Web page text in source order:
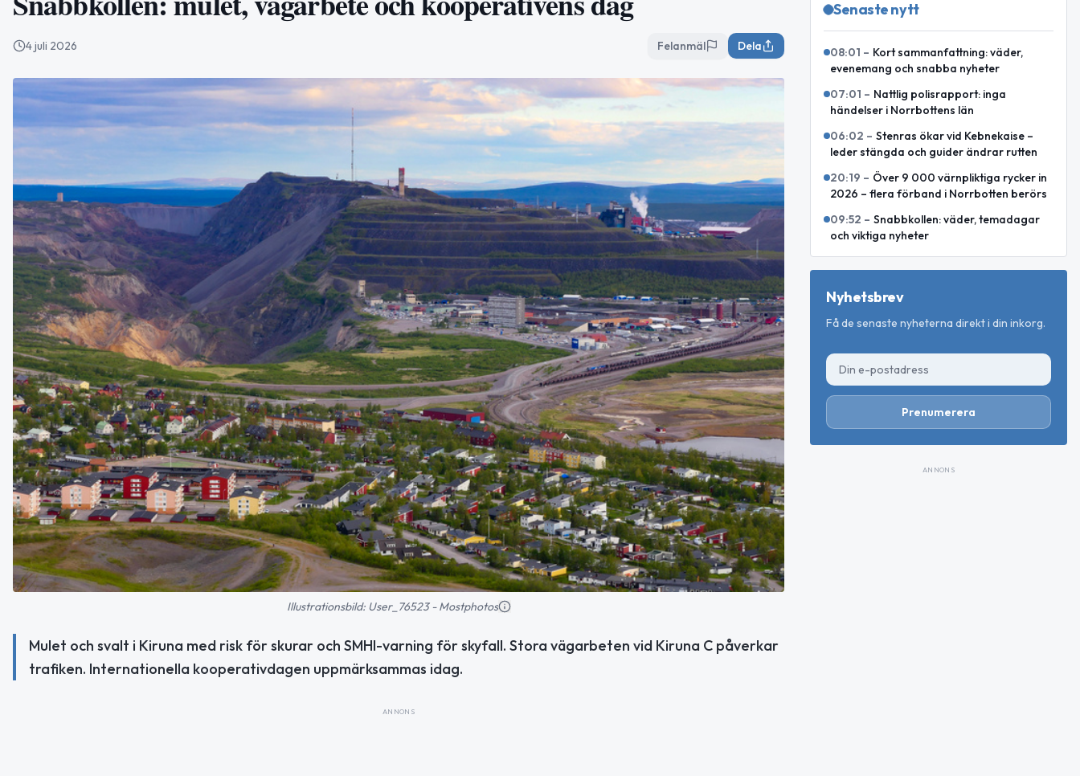
4 juli 2026 Felanmäl Dela
Illustrationsbild: User_76523 - Mostphotos
Mulet och svalt i Kiruna med risk för skurar och SMHI-varning för skyfall. Stora vägarbeten vid Kiruna C påverkar
trafiken. Internationella kooperativdagen uppmärksammas idag.
ANNONS
Senaste nytt
08:01 – Kort sammanfattning: väder,
evenemang och snabba nyheter
07:01 – Nattlig polisrapport: inga
händelser i Norrbottens län
06:02 – Stenras ökar vid Kebnekaise –
leder stängda och guider ändrar rutten
20:19 – Över 9 000 värnpliktiga rycker in
2026 – flera förband i Norrbotten berörs
09:52 – Snabbkollen: väder, temadagar
och viktiga nyheter
Nyhetsbrev
Få de senaste nyheterna direkt i din inkorg.
Prenumerera
ANNONS